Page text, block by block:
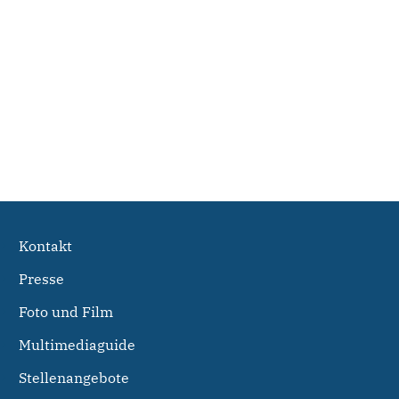
Kontakt
Presse
Foto und Film
Multimediaguide
Stellenangebote